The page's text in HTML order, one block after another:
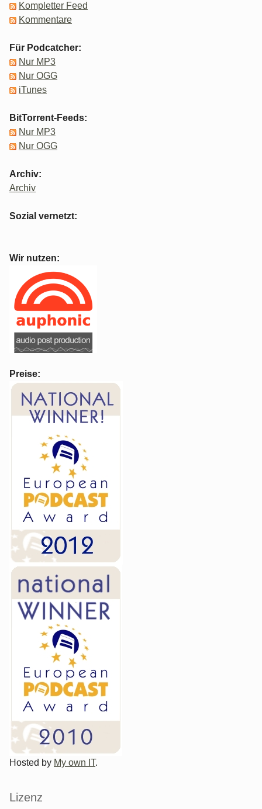
Kompletter Feed
Kommentare
Für Podcatcher:
Nur MP3
Nur OGG
iTunes
BitTorrent-Feeds:
Nur MP3
Nur OGG
Archiv:
Archiv
Sozial vernetzt:
Wir nutzen:
Preise:
Hosted by My own IT.
Lizenz